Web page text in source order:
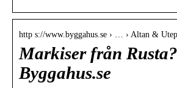
http s://www.byggahus.se › … › Altan &
Markiser från
Byggahus.se